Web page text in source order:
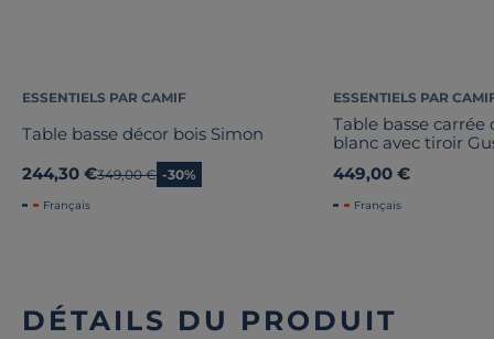
ESSENTIELS PAR CAMIF
Table basse décor bois Simon
244,30 €Ancien prix
349,00 € -30%
Français
ESSENTIELS PAR
Table basse carrée
blanc avec tiroir
449,00 €
Français
DÉTAILS DU PRODUIT